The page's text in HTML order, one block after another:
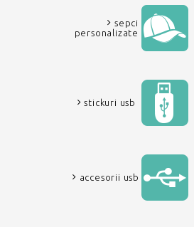
sepci
personalizate
stickuri usb
accesorii usb